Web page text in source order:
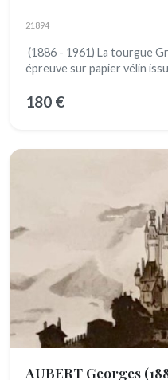
21894
(1886 - 1961) La tourgue
épreuve sur papier vélin
180 €
AUBERT Georges